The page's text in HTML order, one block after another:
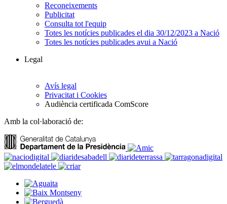
Reconeixements
Publicitat
Consulta tot l'equip
Totes les notícies publicades el dia 30/12/2023 a Nació
Totes les notícies publicades avui a Nació
Legal
Avís legal
Privacitat i Cookies
Audiència certificada ComScore
Amb la col·laboració de: